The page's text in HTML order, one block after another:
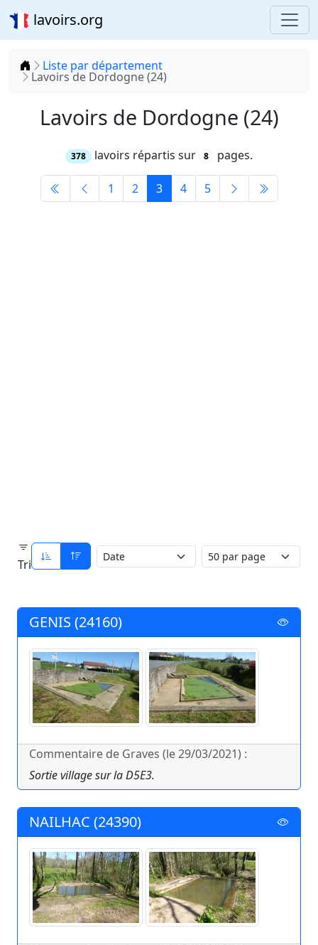
lavoirs.org
Accueil
Liste par département
Lavoirs de Dordogne (24)
Lavoirs de Dordogne (24)
378 lavoirs répartis sur 8 pages.
1 2 3 4 5
Tri
GENIS (24160)
Commentaire de Graves (le 29/03/2021) :
Sortie village sur la D5E3.
NAILHAC (24390)